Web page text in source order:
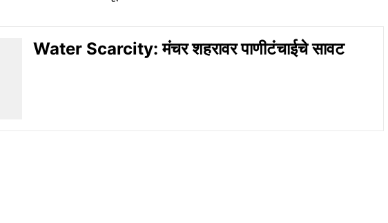
Water Scarcity: मंचर शहरावर पाणीटंचाईचे सावट